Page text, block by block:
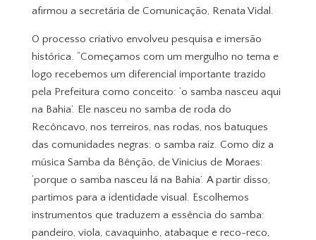
afirmou a secretária de Comunicação, Renata Vidal.
O processo criativo envolveu pesquisa e imersão
histórica. “Começamos com um mergulho no tema e
logo recebemos um diferencial importante trazido
pela Prefeitura como conceito: ‘o samba nasceu aqui
na Bahia’. Ele nasceu no samba de roda do
Recôncavo, nos terreiros, nas rodas, nos batuques
das comunidades negras: o samba raiz. Como diz a
música Samba da Bênção, de Vinicius de Moraes:
‘porque o samba nasceu lá na Bahia’. A partir disso,
partimos para a identidade visual. Escolhemos
instrumentos que traduzem a essência do samba:
pandeiro, viola, cavaquinho, atabaque e reco-reco,